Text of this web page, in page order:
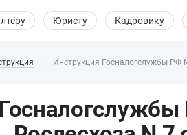
Юристу Кадровику
Инструкция Госналогслужбы РФ